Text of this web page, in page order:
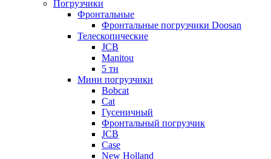
Погрузчики
Фронтальные
Фронтальные погрузчики Doosan
Телескопические
JCB
Manitou
5 тн
Мини погрузчики
Bobcat
Cat
Гусеничный
Фронтальный погрузчик
JCB
Case
New Holland